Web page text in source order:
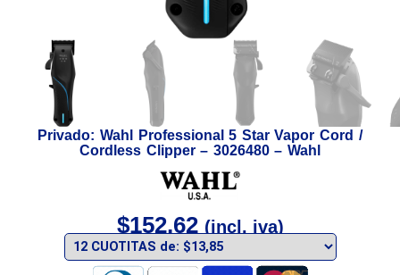
Privado: Wahl Professional 5 Star Vapor Cord /
Cordless Clipper – 3026480 – Wahl
$152,62 (incl. iva)